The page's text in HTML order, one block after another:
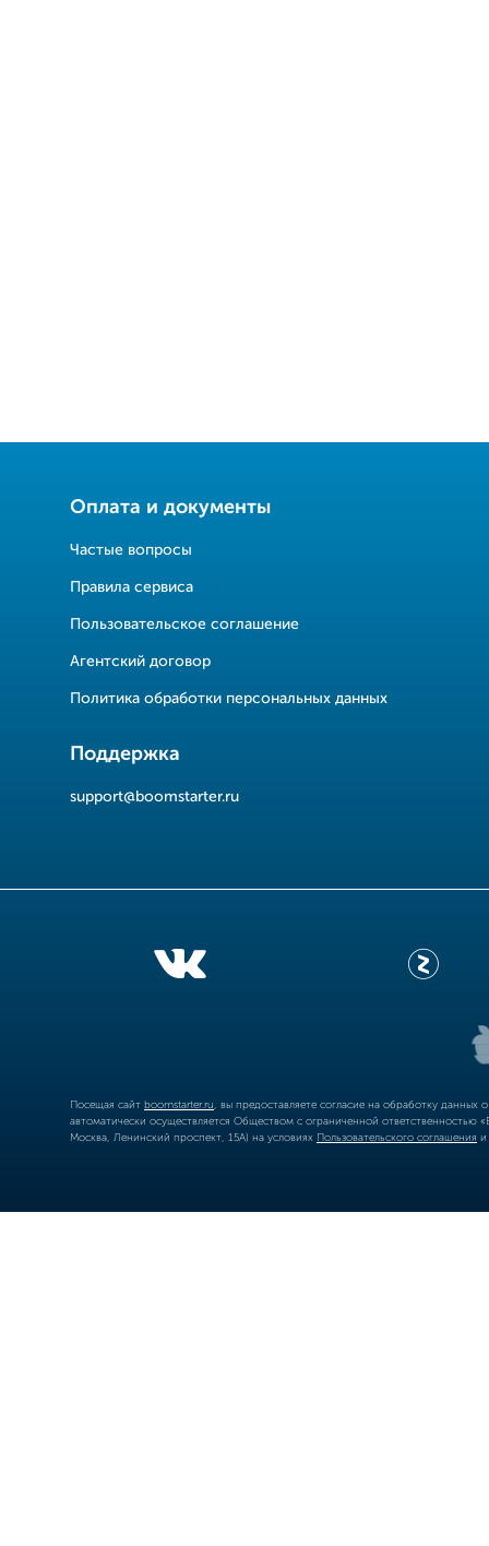
Оплата и документы
Частые вопросы
Правила сервиса
Пользовательское соглашение
Агентский договор
Политика обработки персональных данных
Поддержка
support@boomstarter.ru
Посещая сайт boomstarter.ru , вы предоставляете согласие на обработку
автоматически осуществляется Обществом с ограниченной
Москва, Ленинский проспект, 15А) на условиях Пользовательского соглашения и